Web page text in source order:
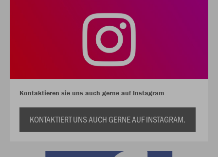
Kontaktieren sie uns auch gerne auf Instagram
KONTAKTIERT UNS AUCH GERNE AUF INSTAGRAM.